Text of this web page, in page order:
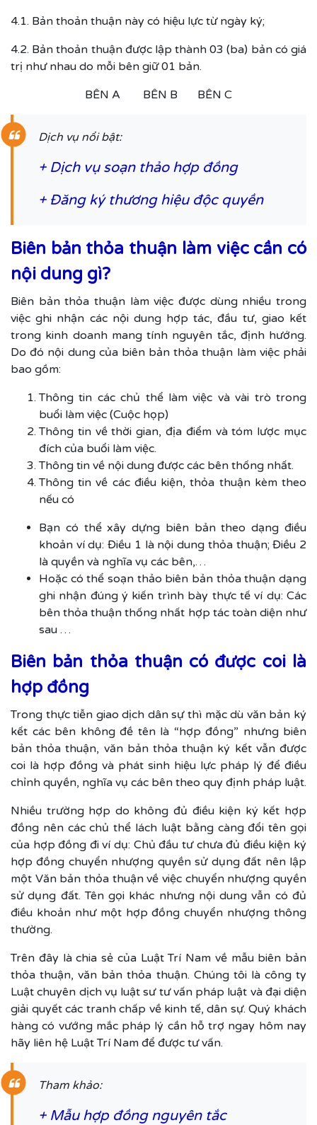
4.1. Bản thoản thuận này có hiệu lực từ ngày ký;
4.2. Bản thoản thuận được lập thành 03 (ba) bản có giá
trị như nhau do mỗi bên giữ 01 bản.
BÊN A BÊN B BÊN C
Dịch vụ nổi bật:
+ Dịch vụ soạn thảo hợp đồng
+ Đăng ký thương hiệu độc quyền
Biên bản thỏa thuận làm việc cần có
nội dung gì?
Biên bản thỏa thuận làm việc được dùng nhiều trong
việc ghi nhận các nội dung hợp tác, đầu tư, giao kết
trong kinh doanh mang tính nguyên tắc, định hướng.
Do đó nội dung của biên bản thỏa thuận làm việc phải
bao gồm:
Thông tin các chủ thể làm việc và vài trò trong
buổi làm việc (Cuộc họp)
Thông tin về thời gian, địa điểm và tóm lược mục
đích của buổi làm việc.
Thông tin về nội dung được các bên thống nhất.
Thông tin về các điều kiện, thỏa thuận kèm theo
nếu có
Bạn có thể xây dựng biên bản theo dạng điều
khoản ví dụ: Điều 1 là nội dung thỏa thuận; Điều 2
là quyền và nghĩa vụ các bên,…
Hoặc có thể soạn thảo biên bản thỏa thuận dạng
ghi nhận đúng ý kiến trình bày thực tế ví dụ: Các
bên thỏa thuận thống nhất hợp tác toàn diện như
sau …
Biên bản thỏa thuận có được coi là
hợp đồng
Trong thực tiễn giao dịch dân sự thì mặc dù văn bản ký
kết các bên không đề tên là “hợp đồng” nhưng biên
bản thỏa thuận, văn bản thỏa thuận ký kết vẫn được
coi là hợp đồng và phát sinh hiệu lực pháp lý để điều
chỉnh quyền, nghĩa vụ các bên theo quy định pháp luật.
Nhiều trường hợp do không đủ điều kiện ký kết hợp
đồng nên các chủ thể lách luật bằng càng đổi tên gọi
của hợp đồng đi ví dụ: Chủ đầu tư chưa đủ điều kiện ký
hợp đồng chuyển nhượng quyền sử dụng đất nên lập
một Văn bản thỏa thuận về việc chuyển nhượng quyền
sử dụng đất. Tên gọi khác nhưng nội dung vẫn có đủ
điều khoản như một hợp đồng chuyển nhượng thông
thường.
Trên đây là chia sẻ của Luật Trí Nam về mẫu biên bản
thỏa thuận, văn bản thỏa thuận. Chúng tôi là công ty
Luật chuyên dịch vụ luật sư tư vấn pháp luật và đại diện
giải quyết các tranh chấp về kinh tế, dân sự. Quý khách
hàng có vướng mắc pháp lý cần hỗ trợ ngay hôm nay
hãy liên hệ Luật Trí Nam để được tư vấn.
Tham khảo:
+ Mẫu hợp đồng nguyên tắc